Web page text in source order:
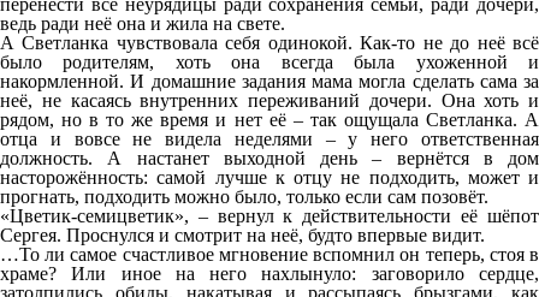
перенести все неурядицы ради сохранения семьи, ради дочери,
ведь ради неё она и жила на свете.
А Светланка чувствовала себя одинокой. Как-то не до неё всё
было родителям, хоть она всегда была ухоженной и
накормленной. И домашние задания мама могла сделать сама за
неё, не касаясь внутренних переживаний дочери. Она хоть и
рядом, но в то же время и нет её – так ощущала Светланка. А
отца и вовсе не видела неделями – у него ответственная
должность. А настанет выходной день – вернётся в дом
насторожённость: самой лучше к отцу не подходить, может и
прогнать, подходить можно было, только если сам позовёт.
«Цветик-семицветик», – вернул к действительности её шёпот
Сергея. Проснулся и смотрит на неё, будто впервые видит.
…То ли самое счастливое мгновение вспомнил он теперь, стоя в
храме? Или иное на него нахлынуло: заговорило сердце,
затолпились обиды, накатывая и рассыпаясь брызгами, как